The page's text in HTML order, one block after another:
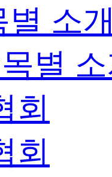
별 소
별
회
회